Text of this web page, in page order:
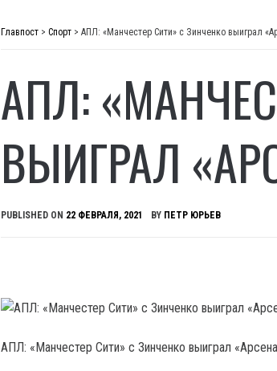
Главпост > Спорт > АПЛ: «Манчестер Сити» с Зинченко выиграл
АПЛ:
ВЫИГРАЛ
PUBLISHED ON 22 ФЕВРАЛЯ, 2021 BY ПЕТР ЮРЬЕВ
АПЛ: «Манчестер Сити» с Зинченко выиграл